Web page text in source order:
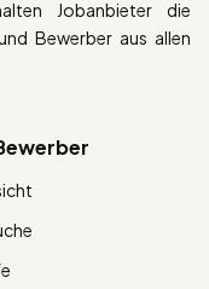
Jobanbieter die
Bewerber aus allen